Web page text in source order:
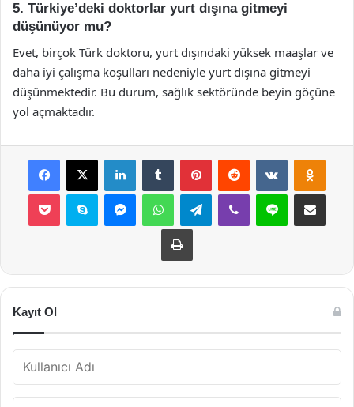
5. Türkiye’deki doktorlar yurt dışına gitmeyi
düşünüyor mu?
Evet, birçok Türk doktoru, yurt dışındaki yüksek maaşlar ve
daha iyi çalışma koşulları nedeniyle yurt dışına gitmeyi
düşünmektedir. Bu durum, sağlık sektöründe beyin göçüne
yol açmaktadır.
Facebook
X LinkedInTumblr PinterestReddit VKontakte
Pocket Skype MessengerWhatsAppTelegramViber Line E-Posta ile
Yazdır
Kayıt Ol